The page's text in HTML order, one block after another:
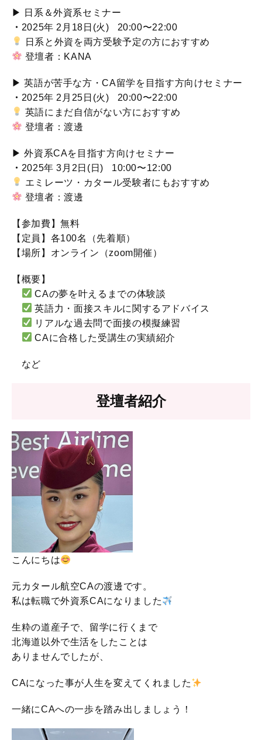
▶︎ 日系＆外資系セミナー
・ 2025年 2月18日(火) 20:00〜22:00
日系と外資を両方受験予定の方におすすめ
登壇者：KANA
▶︎ 英語が苦手な方・CA留学を目指す方向けセミナー
・ 2025年 2月25日(火) 20:00〜22:00
英語にまだ自信がない方におすすめ
登壇者：渡邊
▶︎ 外資系CAを目指す方向けセミナー
・ 2025年 3月2日(日) 10:00〜12:00
エミレーツ・カタール受験者にもおすすめ
登壇者：渡邊
【参加費】無料
【定員】各100名（先着順）
【場所】オンライン（zoom開催）
【概要】
CAの夢を叶えるまでの体験談
英語力・面接スキルに関するアドバイス
リアルな過去問で面接の模擬練習
CAに合格した受講生の実績紹介
など
登壇者紹介
こんにちは
元カタール航空CAの渡邊です。
私は転職で外資系CAになりました
生粋の道産子で、留学に行くまで
北海道以外で生活をしたことは
ありませんでしたが、
CAになった事が人生を変えてくれました
一緒にCAへの一歩を踏み出しましょう！